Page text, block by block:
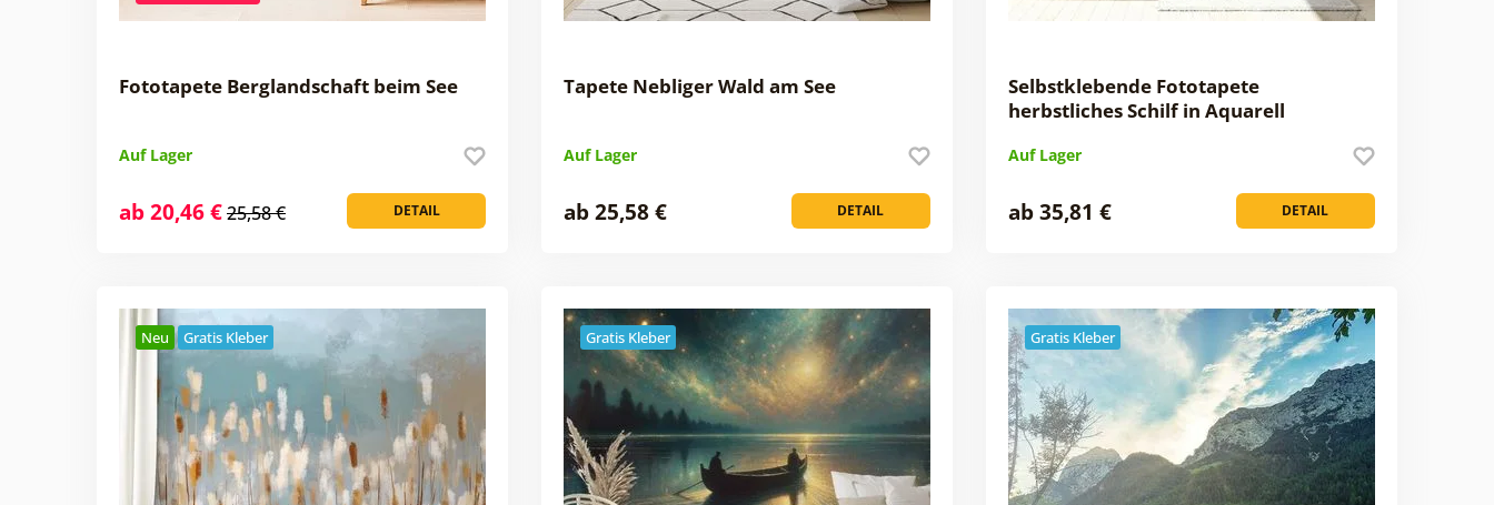
Fototapete Berglandschaft beim See
Auf Lager
DETAIL
ab 20,46 €25,58 €
Tapete Nebliger Wald am See
Auf Lager
DETAIL
ab 25,58 €
Selbstklebende Fototapete
herbstliches Schilf in Aquarell
Auf Lager
DETAIL
ab 35,81 €
Neu Gratis Kleber Gratis Kleber Gratis Kleber